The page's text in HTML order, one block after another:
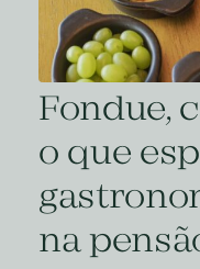
Fondue,
o que
na